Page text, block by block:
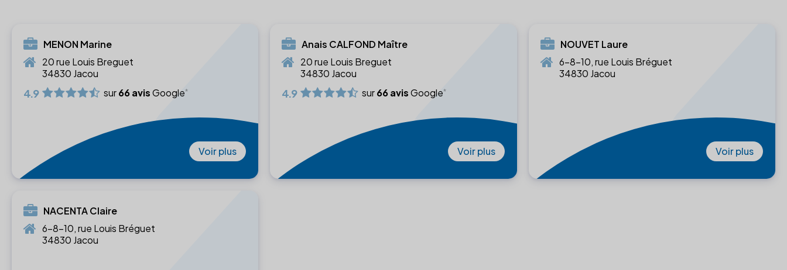
MENON Marine
20 rue Louis Breguet
34830 Jacou
4.9 sur66 avisGoogle
Voir plus
Anais CALFOND Maître
20 rue Louis Breguet
34830 Jacou
4.9 sur66 avisGoogle
Voir plus
NOUVET Laure
6-8-10, rue Louis Bréguet
34830 Jacou
Voir plus
NACENTA Claire
6-8-10, rue Louis Bréguet
34830 Jacou